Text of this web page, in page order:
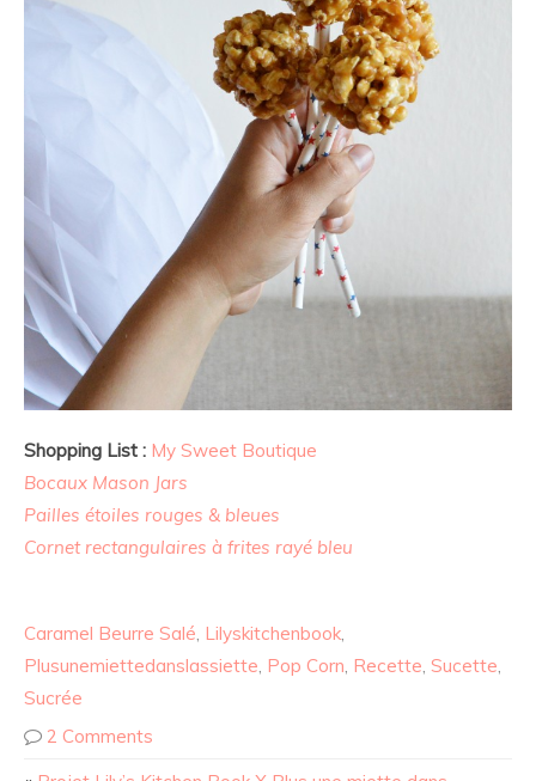
Shopping List : My Sweet Boutique
Bocaux Mason Jars
Pailles étoiles rouges & bleues
Cornet rectangulaires à frites rayé bleu
Caramel Beurre Salé, Lilyskitchenbook,
Plusunemiettedanslassiette, Pop Corn, Recette, Sucette,
Sucrée
2 Comments